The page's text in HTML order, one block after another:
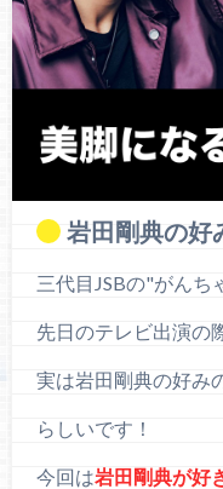
岩田剛典の好
三代目JSBの"がんち
先日のテレビ出演の
実は岩田剛典の好み
らしいです！
今回は岩田剛典が好